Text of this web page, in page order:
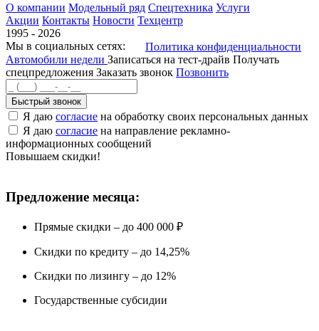
О компании Модельный ряд Спецтехника Услуги
Акции Контакты Новости Техцентр
1995 - 2026
Мы в социальных сетях:
Политика конфиденциальности
Автомобили недели Записаться на тест-драйв Получать
спецпредложения Заказать звонок Позвонить
Быстрый звонок
Я даю согласие на обработку своих персональных данных
Я даю согласие на направление рекламно-
информационных сообщений
Повышаем скидки!
Предложение месяца:
Прямые скидки – до 400 000 ₽
Скидки по кредиту – до 14,25%
Скидки по лизингу – до 12%
Государственные субсидии